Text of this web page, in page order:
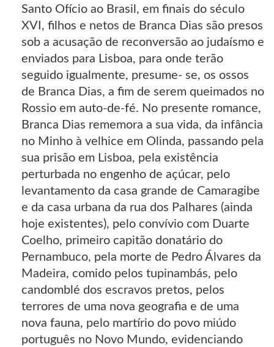
Santo Ofício ao Brasil, em finais do século
XVI, filhos e netos de Branca Dias são presos
sob a acusação de reconversão ao judaísmo e
enviados para Lisboa, para onde terão
seguido igualmente, presume- se, os ossos
de Branca Dias, a fim de serem queimados no
Rossio em auto-de-fé. No presente romance,
Branca Dias rememora a sua vida, da infância
no Minho à velhice em Olinda, passando pela
sua prisão em Lisboa, pela existência
perturbada no engenho de açúcar, pelo
levantamento da casa grande de Camaragibe
e da casa urbana da rua dos Palhares (ainda
hoje existentes), pelo convívio com Duarte
Coelho, primeiro capitão donatário do
Pernambuco, pela morte de Pedro Álvares da
Madeira, comido pelos tupinambás, pelo
candomblé dos escravos pretos, pelos
terrores de uma nova geografia e de uma
nova fauna, pelo martírio do povo miúdo
português no Novo Mundo, evidenciando